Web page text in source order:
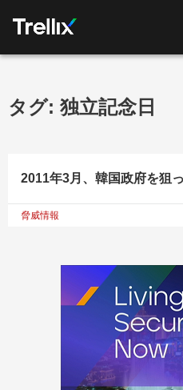
タグ: 独立記念日
2011年3月、韓国政府を狙
脅威情報